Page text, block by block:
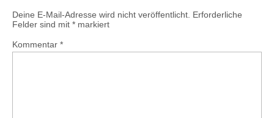
Deine E-Mail-Adresse wird nicht veröffentlicht. Erforderliche
Felder sind mit * markiert
Kommentar *